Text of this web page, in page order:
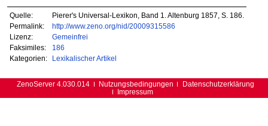
Quelle:
Pierer's Universal-Lexikon, Band 1. Altenburg 1857, S. 186.
Permalink:
http://www.zeno.org/nid/20009315586
Lizenz:
Gemeinfrei
Faksimiles:
186
Kategorien:
Lexikalischer Artikel
ZenoServer 4.030.014 Nutzungsbedingungen
Datenschutzerklärung
Impressum